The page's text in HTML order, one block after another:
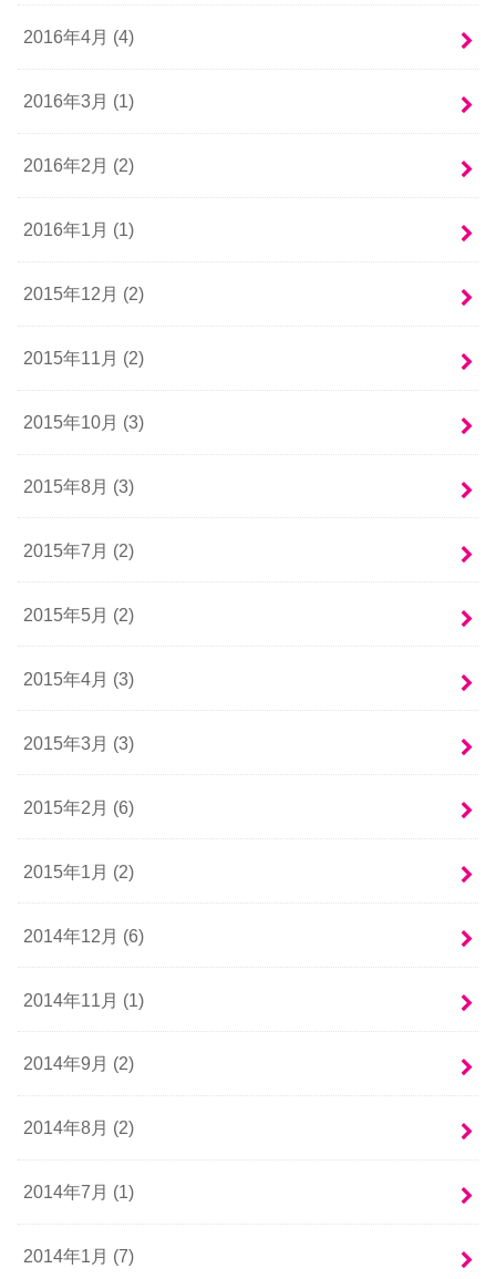
2016年4月 (4)
2016年3月 (1)
2016年2月 (2)
2016年1月 (1)
2015年12月 (2)
2015年11月 (2)
2015年10月 (3)
2015年8月 (3)
2015年7月 (2)
2015年5月 (2)
2015年4月 (3)
2015年3月 (3)
2015年2月 (6)
2015年1月 (2)
2014年12月 (6)
2014年11月 (1)
2014年9月 (2)
2014年8月 (2)
2014年7月 (1)
2014年1月 (7)